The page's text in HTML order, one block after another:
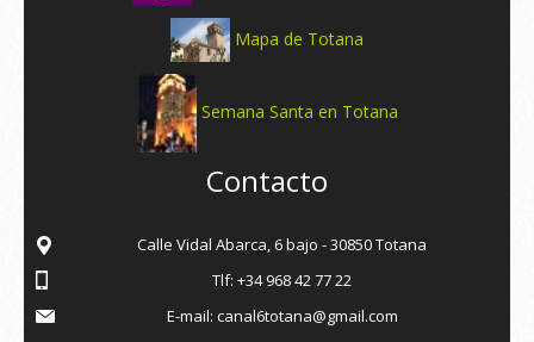
Mapa de Totana
Semana Santa en Totana
Contacto
Calle Vidal Abarca, 6 bajo - 30850 Totana
Tlf: +34 968 42 77 22
E-mail: canal6totana@gmail.com